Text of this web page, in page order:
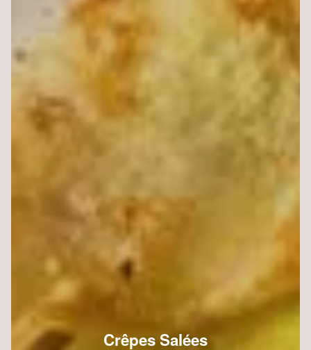
Crêpes Salées